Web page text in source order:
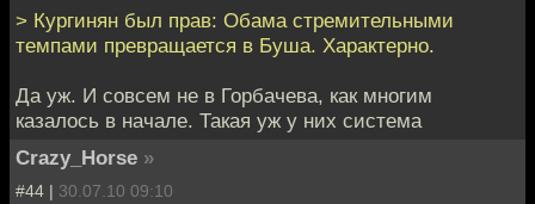
> Кургинян был прав: Обама стремительными
темпами превращается в Буша. Характерно.
Да уж. И совсем не в Горбачева, как многим
казалось в начале. Такая уж у них система
Crazy_Horse »
#44 | 30.07.10 09:10